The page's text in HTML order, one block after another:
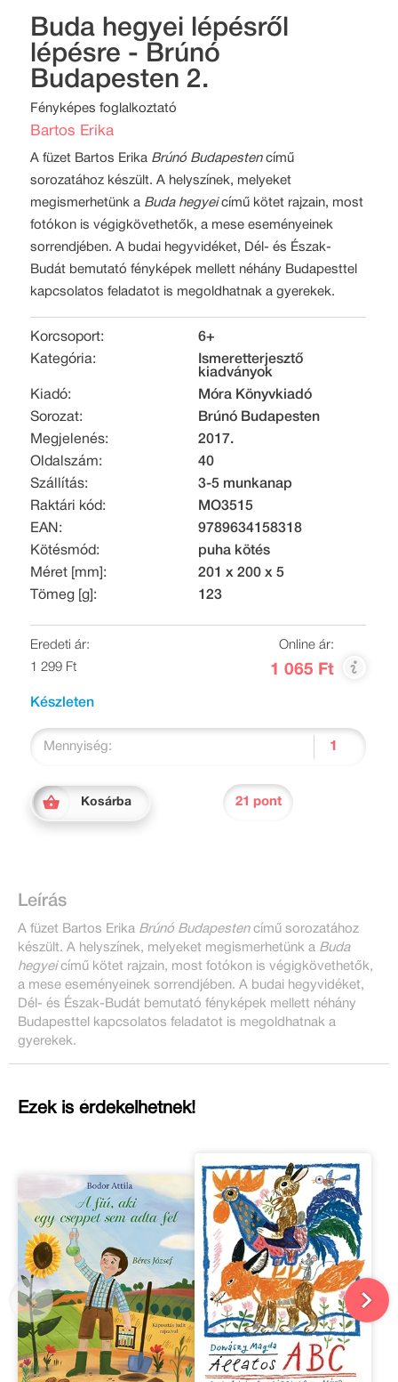
Buda hegyei lépésről
lépésre - Brúnó
Budapesten 2.
Fényképes foglalkoztató
Bartos Erika
A füzet Bartos Erika Brúnó Budapestencímű
sorozatához készült. A helyszínek, melyeket
megismerhetünk a Buda hegyeicímű kötet rajzain, most
fotókon is végigkövethetők, a mese eseményeinek
sorrendjében. A budai hegyvidéket, Dél- és Észak-
Budát bemutató fényképek mellett néhány Budapesttel
kapcsolatos feladatot is megoldhatnak a gyerekek.
Korcsoport:
6+
Kategória:
Ismeretterjesztő
kiadványok
Kiadó:
Móra Könyvkiadó
Sorozat:
Brúnó Budapesten
Megjelenés:
2017.
Oldalszám:
40
Szállítás:
3-5 munkanap
Raktári kód:
MO3515
EAN:
9789634158318
Kötésmód:
puha kötés
Méret [mm]:
201 x 200 x 5
Tömeg [g]:
123
Eredeti ár:
1 299 Ft
Online ár:
1 065 Ft
Készleten
Mennyiség:
Kosárba 21 pont
Leírás
A füzet Bartos Erika Brúnó Budapestencímű sorozatához
készült. A helyszínek, melyeket megismerhetünk a Buda
hegyeicímű kötet rajzain, most fotókon is végigkövethetők,
a mese eseményeinek sorrendjében. A budai hegyvidéket,
Dél- és Észak-Budát bemutató fényképek mellett néhány
Budapesttel kapcsolatos feladatot is megoldhatnak a
gyerekek.
Ezek is érdekelhetnek!